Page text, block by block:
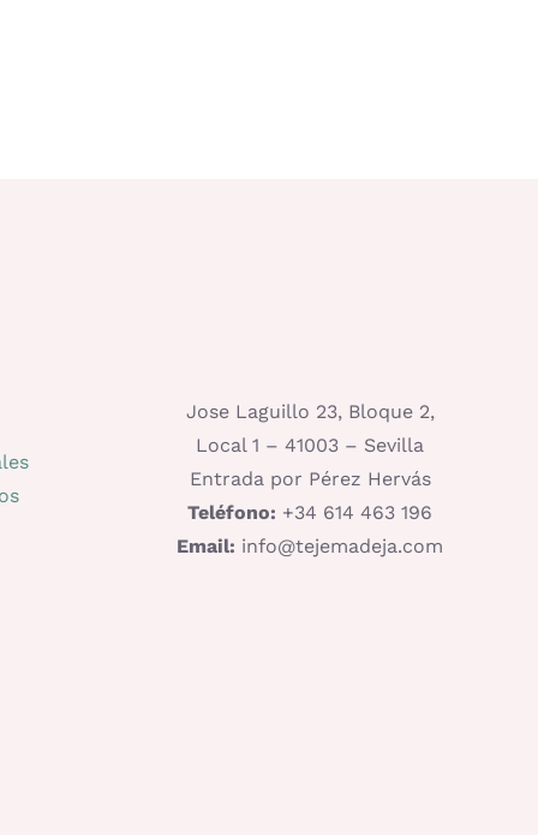
Jose Laguillo 23, Bloque 2,
Local 1 – 41003 – Sevilla
Entrada por Pérez Hervás
Teléfono: +34 614 463 196
Email: info@tejemadeja.com